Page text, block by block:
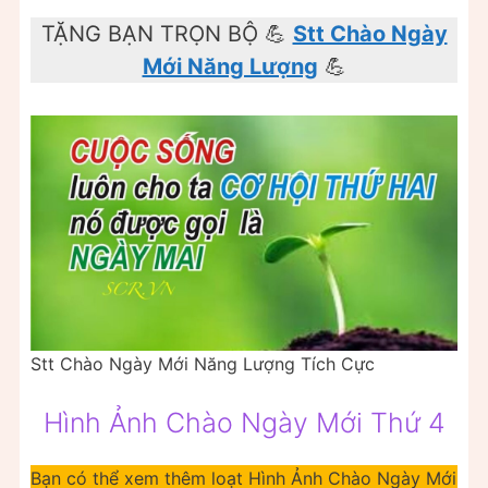
TẶNG BẠN TRỌN BỘ 💪 Stt Chào Ngày
Mới Năng Lượng 💪
Stt Chào Ngày Mới Năng Lượng Tích Cực
Hình Ảnh Chào Ngày Mới Thứ 4
Bạn có thể xem thêm loạt Hình Ảnh Chào Ngày Mới